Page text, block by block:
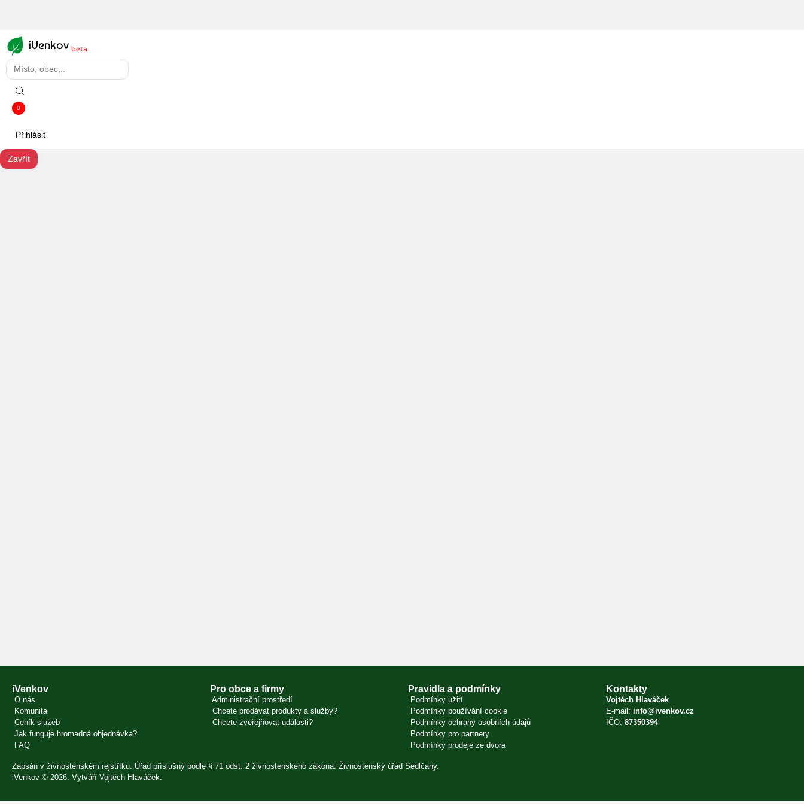
iVenkov beta
0
Přihlásit
Zavřít
iVenkov
O nás
Komunita
Ceník služeb
Jak funguje hromadná objednávka?
FAQ
Pro obce a firmy
Administrační prostředí
Chcete prodávat produkty a služby?
Chcete zveřejňovat události?
Pravidla a podmínky
Podmínky užití
Podmínky používání cookie
Podmínky ochrany osobních údajů
Podmínky pro partnery
Podmínky prodeje ze dvora
Kontakty
Vojtěch Hlaváček
E-mail: info@ivenkov.cz
IČO: 87350394
Zapsán v živnostenském rejstříku. Úřad příslušný podle § 71 odst. 2 živnostenského zákona: Živnostenský úřad Sedlčany.
iVenkov © 2026. Vytváří Vojtěch Hlaváček.